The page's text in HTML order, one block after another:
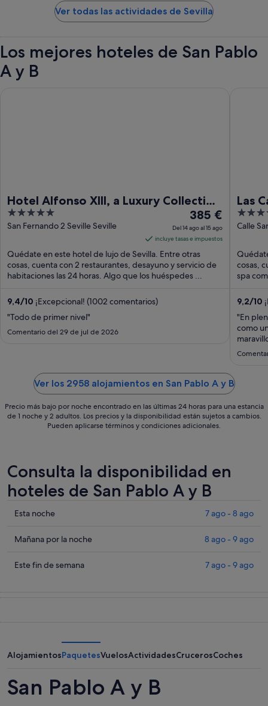
Ver todas las actividades de Sevilla
Los mejores hoteles de San Pablo
A y B
Hotel Alfonso XIII, a Luxury Collection
Hotel, Seville
5
out
5
San Fernando 2 Seville Seville
El
precio
es
de
385 €
por
385 €
Del 14 ago al 15 ago
incluye tasas e impuestos
Quédate en este hotel de lujo de Sevilla. Entre otras
cosas, cuenta con 2 restaurantes, desayuno y servicio de
habitaciones las 24 horas. Algo que los huéspedes ...
9,4/10 ¡Excepcional! (1002 comentarios)
"Todo de primer nivel"
Comentario del 29 de jul de 2026
Las
4
out
5
Calle
cosas,
spa
9,2/10
"En
como
Ver los 2958 alojamientos en San Pablo A y B
Precio más bajo por noche encontrado en las últimas 24 horas para una estancia
de 1 noche y 2 adultos. Los precios y la disponibilidad están sujetos a cambios.
Pueden aplicarse términos y condiciones adicionales.
Consulta la disponibilidad en
hoteles de San Pablo A y B
Comprueba
precios
San
noche,
ago
-
Esta noche 7 ago - 8 ago
Comprueba
precios
para
por
la
Mañana por la noche 8 ago - 9 ago
Comprueba
y
para
este
Este fin de semana 7 ago - 9 ago
AlojamientosPaquetesVuelosActividadesCrucerosCoches
San Pablo A y B